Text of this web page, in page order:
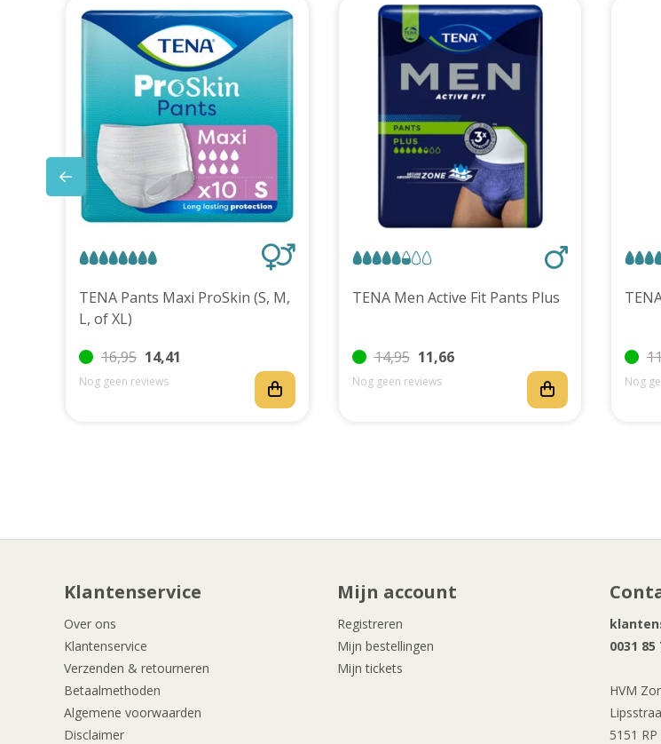
TENA Pants Maxi ProSkin (S, M,
L, of XL)
16,95 14,41
Nog geen reviews
TENA Men Active Fit Pants Plus
14,95 11,66
Nog geen reviews Nog
Klantenservice
Over ons
Klantenservice
Verzenden & retourneren
Betaalmethoden
Algemene voorwaarden
Disclaimer
Mijn account
Registreren
Mijn bestellingen
Mijn tickets
0031 85
HVM
5151